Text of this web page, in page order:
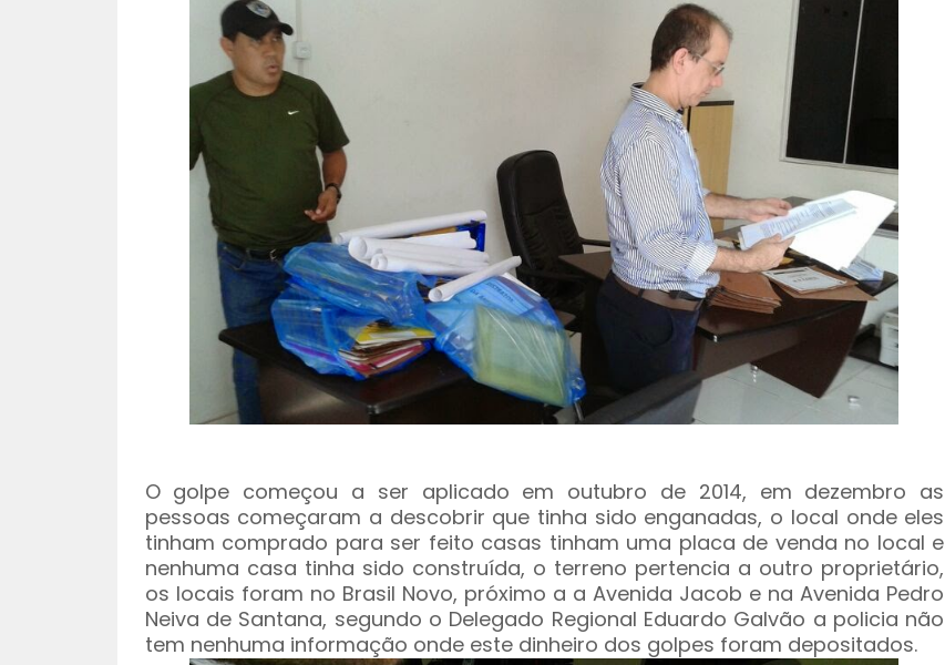
O golpe começou a ser aplicado em outubro de 2014, em dezembro as
pessoas começaram a descobrir que tinha sido enganadas, o local onde eles
tinham comprado para ser feito casas tinham uma placa de venda no local e
nenhuma casa tinha sido construída, o terreno pertencia a outro proprietário,
os locais foram no Brasil Novo, próximo a a Avenida Jacob e na Avenida Pedro
Neiva de Santana, segundo o Delegado Regional Eduardo Galvão a policia não
tem nenhuma informação onde este dinheiro dos golpes foram depositados.